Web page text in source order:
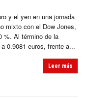
y el yen en una jornada
mixto con el Dow Jones,
%. Al término de la
0.9081 euros, frente a...
Leer más